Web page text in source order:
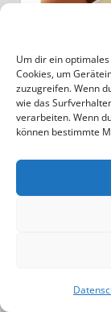
Um dir ein
Cookies, um
zuzugreifen. Wenn
wie das
verarbeiten. Wenn
können bestimmte